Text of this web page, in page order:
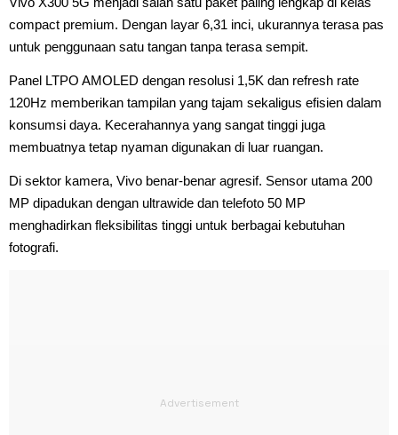
compact premium. Dengan layar 6,31 inci, ukurannya terasa pas
untuk penggunaan satu tangan tanpa terasa sempit.
Panel LTPO AMOLED dengan resolusi 1,5K dan refresh rate
120Hz memberikan tampilan yang tajam sekaligus efisien dalam
konsumsi daya. Kecerahannya yang sangat tinggi juga
membuatnya tetap nyaman digunakan di luar ruangan.
Di sektor kamera, Vivo benar-benar agresif. Sensor utama 200
MP dipadukan dengan ultrawide dan telefoto 50 MP
menghadirkan fleksibilitas tinggi untuk berbagai kebutuhan
fotografi.